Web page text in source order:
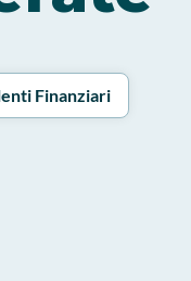
Finanziari